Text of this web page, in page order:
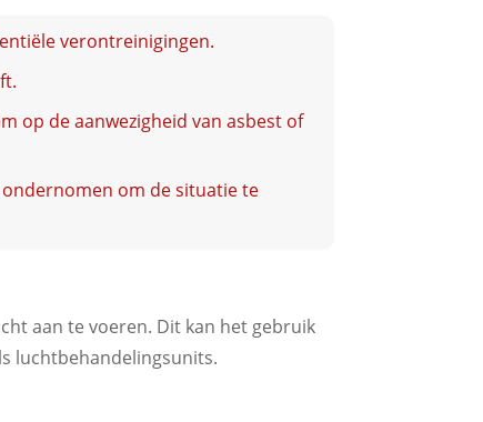
verontreinigingen.
op de aanwezigheid van asbest of
om de situatie te
aan te voeren. Dit kan het gebruik
luchtbehandelingsunits.